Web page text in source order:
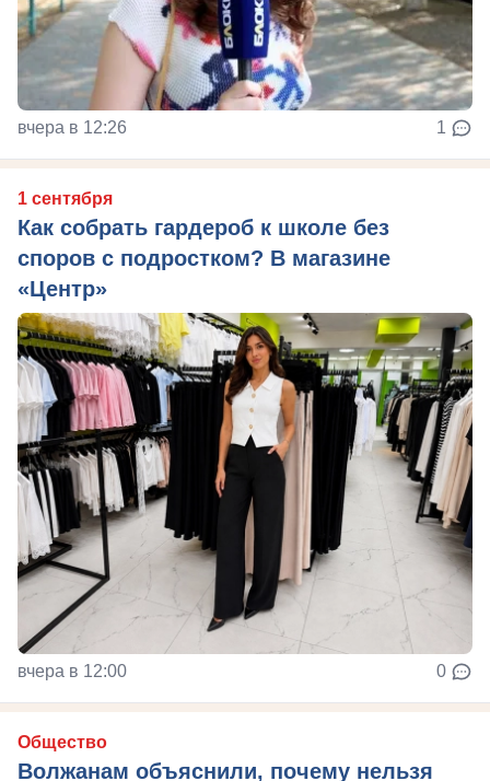
вчера в 12:26 1
1 сентября
Как собрать гардероб к школе без
споров с подростком? В магазине
«Центр»
вчера в 12:00 0
Общество
Волжанам объяснили, почему нельзя